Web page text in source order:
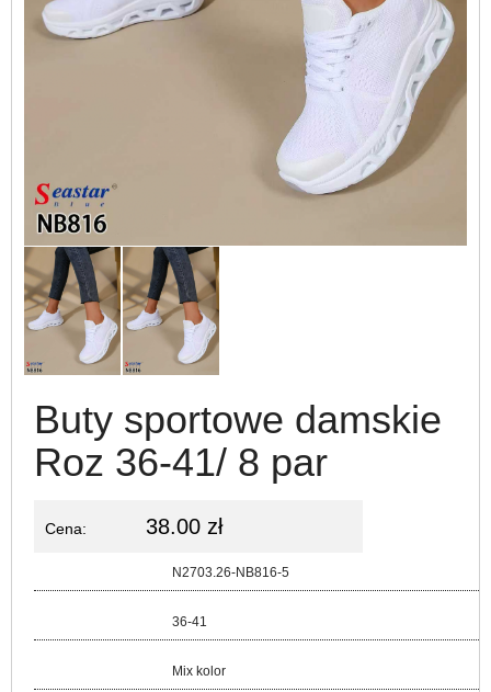
Buty sportowe damskie
Roz 36-41/ 8 par
Cena: 38.00 zł
N2703.26-NB816-5
36-41
Mix kolor